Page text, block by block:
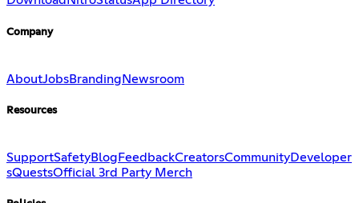
Company
AboutJobsBranding Newsroom
Resources
SupportSafetyBlog FeedbackCreatorsCommunityDeveloper
sQuestsOfficial 3rd Party Merch